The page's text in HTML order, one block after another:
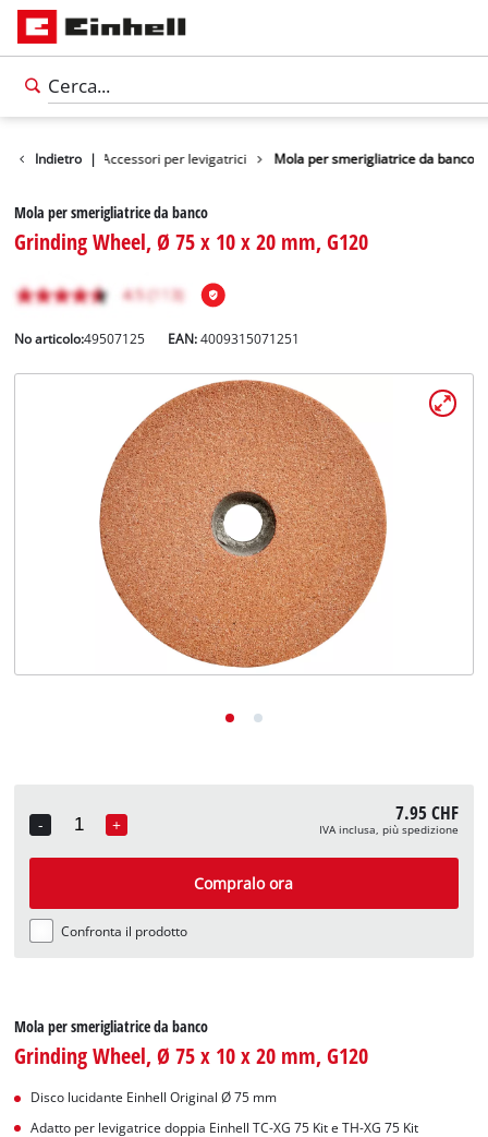
Deutsch
Indietro | Accessori per levigatrici Mola per smerigliatrice da banco
Mola per smerigliatrice da banco
Grinding Wheel, Ø 75 x 10 x 20 mm, G120
No articolo:49507125 EAN:4009315071251
-
Quantity
+ 7.95 CHF
IVA inclusa, più spedizione
Compralo ora
Confronta il prodotto
Mola per smerigliatrice da banco
Grinding Wheel, Ø 75 x 10 x 20 mm, G120
Disco lucidante Einhell Original Ø 75 mm
Adatto per levigatrice doppia Einhell TC-XG 75 Kit e TH-XG 75 Kit